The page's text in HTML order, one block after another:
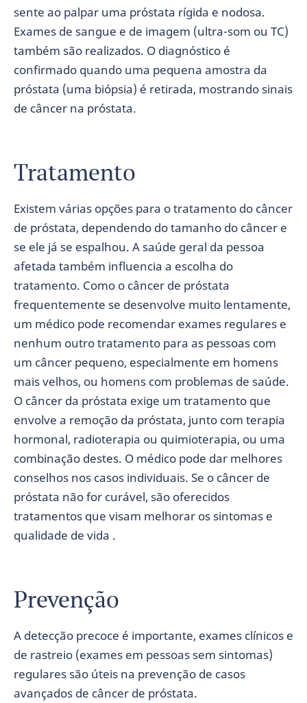
sente ao palpar uma próstata rígida e nodosa.
Exames de sangue e de imagem (ultra-som ou TC)
também são realizados. O diagnóstico é
confirmado quando uma pequena amostra da
próstata (uma biópsia) é retirada, mostrando sinais
de câncer na próstata.
Tratamento
Existem várias opções para o tratamento do câncer
de próstata, dependendo do tamanho do câncer e
se ele já se espalhou. A saúde geral da pessoa
afetada também influencia a escolha do
tratamento. Como o câncer de próstata
frequentemente se desenvolve muito lentamente,
um médico pode recomendar exames regulares e
nenhum outro tratamento para as pessoas com
um câncer pequeno, especialmente em homens
mais velhos, ou homens com problemas de saúde.
O câncer da próstata exige um tratamento que
envolve a remoção da próstata, junto com terapia
hormonal, radioterapia ou quimioterapia, ou uma
combinação destes. O médico pode dar melhores
conselhos nos casos individuais. Se o câncer de
próstata não for curável, são oferecidos
tratamentos que visam melhorar os sintomas e
qualidade de vida .
Prevenção
A detecção precoce é importante, exames clínicos e
de rastreio (exames em pessoas sem sintomas)
regulares são úteis na prevenção de casos
avançados de câncer de próstata.